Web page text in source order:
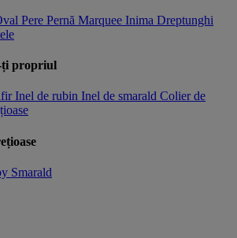
Pere Pernă Marquee Inima Dreptunghi
ți propriul
Inel de rubin Inel de smarald Colier de
Smarald